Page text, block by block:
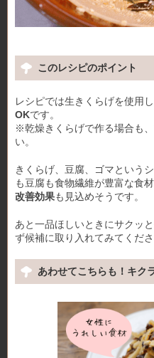
このレシピのポイント
レシピでは生きくらげを使用し
OKです。
※乾燥きくらげで作る場合も
い。
きくらげ、豆腐、ゴマという
も豆腐も食物繊維が豊富な食
改善効果も見込めそうです。
あと一品ほしいときにサクッ
ず候補に取り入れてみてくださ
あわせてこちらも！キク